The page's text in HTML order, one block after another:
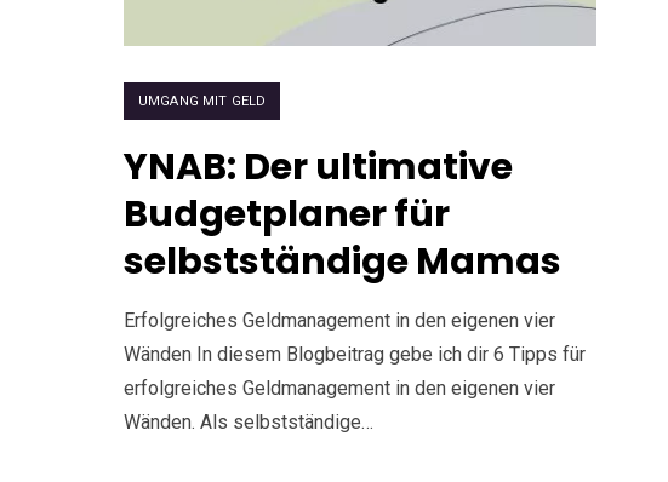
UMGANG MIT GELD
YNAB: Der ultimative
Budgetplaner für
selbstständige Mamas
Erfolgreiches Geldmanagement in den eigenen vier
Wänden In diesem Blogbeitrag gebe ich dir 6 Tipps für
erfolgreiches Geldmanagement in den eigenen vier
Wänden. Als selbstständige…